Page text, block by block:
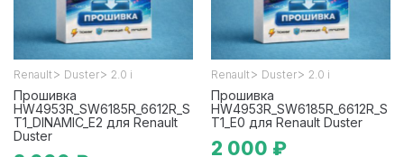
Renault > Duster> 2.0 i
Прошивка
HW4953R_SW6185R_6612R_S
T1_DINAMIC_E2 для Renault
Duster
Renault > Duster> 2.0 i
Прошивка
HW4953R_SW6185R_6612R_S
T1_E0 для Renault Duster
2 000 ₽